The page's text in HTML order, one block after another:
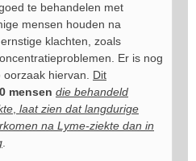
te behandelen met
mensen houden na
klachten, zoals
Er is nog
hiervan. Dit
mensen die behandeld
laat zien dat langdurige
na Lyme-ziekte dan in